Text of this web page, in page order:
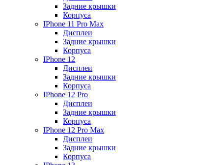
Задние крышки
Корпуса
IPhone 11 Pro Max
Дисплеи
Задние крышки
Корпуса
IPhone 12
Дисплеи
Задние крышки
Корпуса
IPhone 12 Pro
Дисплеи
Задние крышки
Корпуса
IPhone 12 Pro Max
Дисплеи
Задние крышки
Корпуса